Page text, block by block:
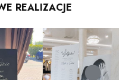
REALIZACJE